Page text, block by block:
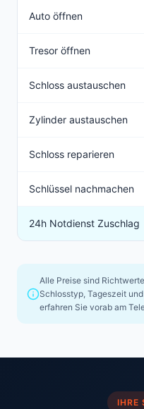
Auto öffnen
Tresor öffnen
Schloss austauschen
Zylinder austauschen
Schloss reparieren
Schlüssel nachmachen
24h Notdienst Zuschlag
Alle Preise sind
Schlosstyp, Tageszeit
erfahren Sie vorab am
IHRE